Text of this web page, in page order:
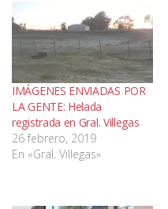
IMÁGENES ENVIADAS POR
LA GENTE: Helada
registrada en Gral. Villegas
26 febrero, 2019
En «Gral. Villegas»